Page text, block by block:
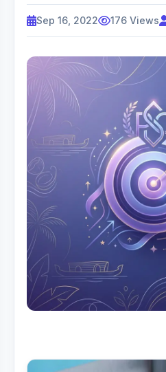
Sep 16, 2022 176 Views